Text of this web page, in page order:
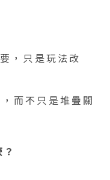
，只是玩法改
而不只是堆疊關